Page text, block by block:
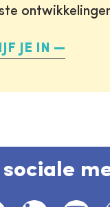
JE IN
sociale